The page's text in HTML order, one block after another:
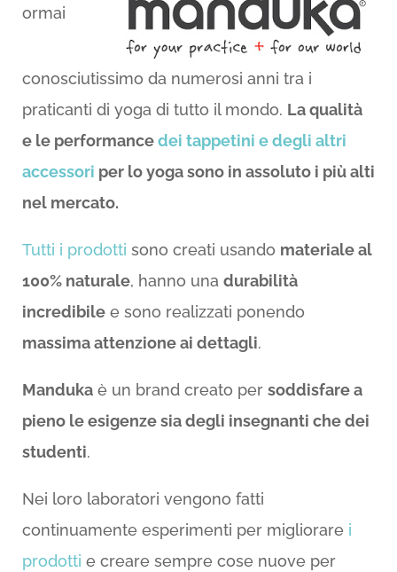
ormai
conosciutissimo da numerosi anni tra i
praticanti di yoga di tutto il mondo. La qualità
e le performancedei tappetini e degli altri
accessori per lo yoga sono in assoluto i più alti
nel mercato.
Tutti i prodotti sono creati usando materiale al
100% naturale, hanno una durabilità
incredibilee sono realizzati ponendo
massima attenzione ai dettagli.
Mandukaè un brand creato per soddisfare a
pieno le esigenze sia degli insegnanti che dei
studenti.
Nei loro laboratori vengono fatti
continuamente esperimenti per migliorare i
prodotti e creare sempre cose nuove per